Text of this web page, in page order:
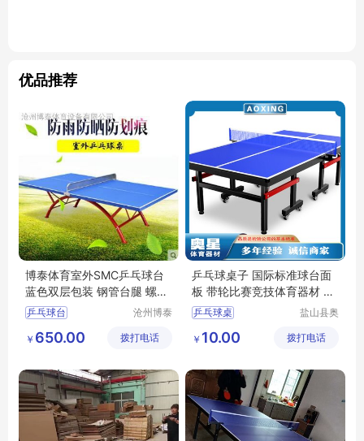
优品推荐
博泰体育室外SMC乒乓球台
蓝色双层包装 钢管台腿 螺丝
连接
乒乓球台
沧州博泰
有限公司
￥ 650.00 拨打电话
乒乓球桌子 国际标准球台面
板 带轮比赛竞技体育器材 奥
星
乒乓球桌
盐山县奥
材制造有
￥ 10.00 拨打电话